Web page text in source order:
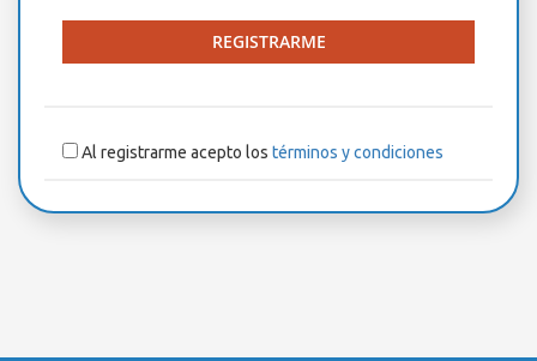
REGISTRARME
Al registrarme acepto los términos y condiciones